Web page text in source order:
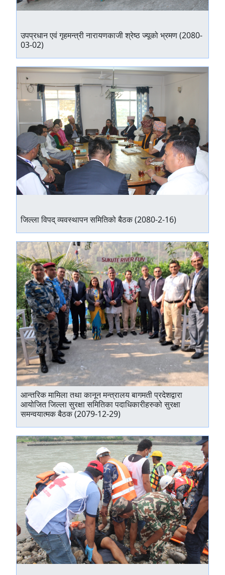
उपप्रधान एवं गृहमन्त्री नारायणकाजी श्रेष्ठ ज्यूको भ्रमण (2080-
03-02)
जिल्ला विपद् व्यवस्थापन समितिको बैठक (2080-2-16)
आन्तरिक मामिला तथा कानून मन्त्रालय बागमती प्रदेशद्वारा
आयोजित जिल्ला सुरक्षा समितिका पदाधिकारीहरुको सुरक्षा
समन्वयात्मक बैठक (2079-12-29)